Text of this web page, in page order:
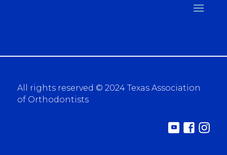
All rights reserved © 2024 Texas Association
of Orthodontists